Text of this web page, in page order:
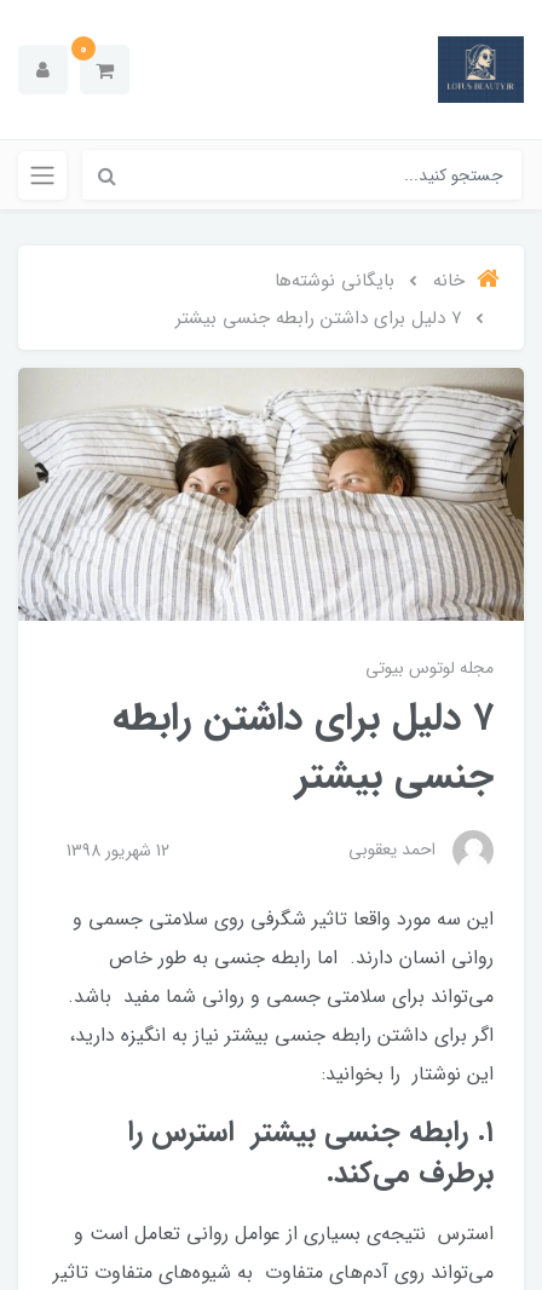
0
خانه
بایگانی نوشته‌ها
۷ دلیل برای داشتن رابطه جنسی بیشتر
مجله لوتوس بیوتی
۷ دلیل برای داشتن رابطه
جنسی بیشتر
احمد يعقوبي 12 شهریور 1398
این سه مورد واقعا تاثیر شگرفی روی سلامتی جسمی و
روانی انسان دارند. اما رابطه جنسی به طور خاص
می‌تواند برای سلامتی جسمی و روانی شما مفید باشد.
اگر برای داشتن رابطه جنسی بیشتر نیاز به انگیزه دارید،
این نوشتار را بخوانید:
۱. رابطه جنسی بیشتر استرس را
برطرف می‌کند.
استرس نتیجه‌ی بسیاری از عوامل روانی تعامل است و
می‌تواند روی آدم‌های متفاوت به شیوه‌های متفاوت تاثیر